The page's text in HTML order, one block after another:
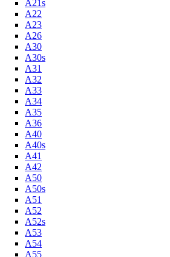
A21s
A22
A23
A26
A30
A30s
A31
A32
A33
A34
A35
A36
A40
A40s
A41
A42
A50
A50s
A51
A52
A52s
A53
A54
A55